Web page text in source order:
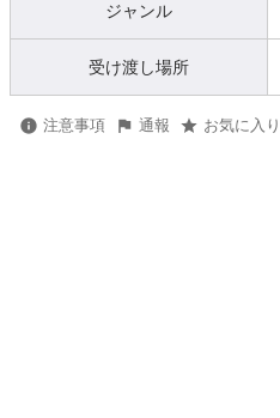
ジャンル
受け渡し場所
注意事項 通報 お気に入り